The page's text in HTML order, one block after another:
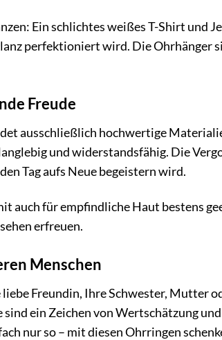
Ein schlichtes weißes T-Shirt und
perfektioniert wird. Die Ohrhänger
Freude
ausschließlich hochwertige
und widerstandsfähig. Die
Tag aufs Neue begeistern wird.
auch für empfindliche Haut bestens
erfreuen.
Menschen
liebe Freundin, Ihre Schwester, Mutter
ein Zeichen von Wertschätzung
nur so – mit diesen Ohrringen